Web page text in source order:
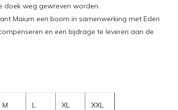
doek weg gewreven worden.
Maium een boom in samenwerking met Eden
en een bijdrage te leveren aan de
M L XL XXL